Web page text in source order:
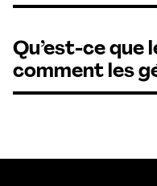
Qu’est-ce que
comment les